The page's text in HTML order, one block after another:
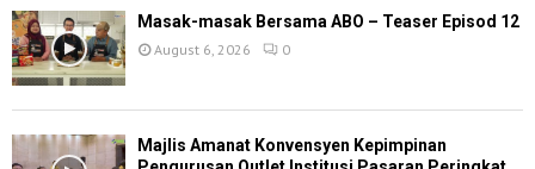
Masak-masak Bersama ABO – Teaser Episod 12
August 6, 2026 0
Majlis Amanat Konvensyen Kepimpinan